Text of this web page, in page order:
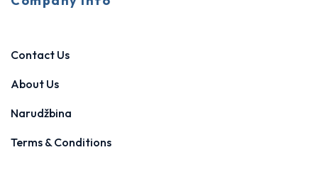
Contact Us
About Us
Narudžbina
Terms & Conditions